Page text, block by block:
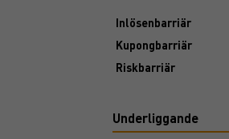
Inlösenbarriär
Kupongbarriär
Riskbarriär
Underliggande